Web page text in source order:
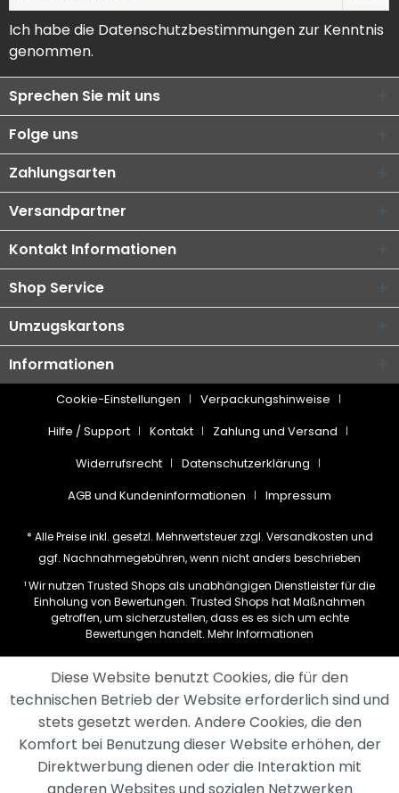
Ich habe die Datenschutzbestimmungen zur Kenntnis
genommen.
Sprechen Sie mit uns
Folge uns
Zahlungsarten
Versandpartner
Kontakt Informationen
Shop Service
Umzugskartons
Informationen
Cookie-Einstellungen
Verpackungshinweise
Hilfe / Support
Kontakt
Zahlung und Versand
Widerrufsrecht
Datenschutzerklärung
AGB und Kundeninformationen
Impressum
* Alle Preise inkl. gesetzl. Mehrwertsteuer zzgl. Versandkosten und
ggf. Nachnahmegebühren, wenn nicht anders beschrieben
¹ Wir nutzen Trusted Shops als unabhängigen Dienstleister für die
Einholung von Bewertungen. Trusted Shops hat Maßnahmen
getroffen, um sicherzustellen, dass es es sich um echte
Bewertungen handelt. Mehr Informationen
Diese Website benutzt Cookies, die für den
technischen Betrieb der Website erforderlich sind und
stets gesetzt werden. Andere Cookies, die den
Komfort bei Benutzung dieser Website erhöhen, der
Direktwerbung dienen oder die Interaktion mit